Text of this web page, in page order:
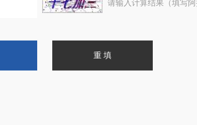
请输入计算结果（填写